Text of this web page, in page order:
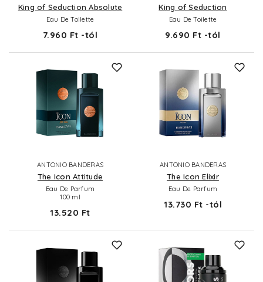
King of Seduction Absolute
Eau De Toilette
7.960 Ft -tól
King of Seduction
Eau De Toilette
9.690 Ft -tól
ANTONIO BANDERAS
The Icon Attitude
Eau De Parfum
100 ml
13.520 Ft
ANTONIO BANDERAS
The Icon Elixir
Eau De Parfum
13.730 Ft -tól